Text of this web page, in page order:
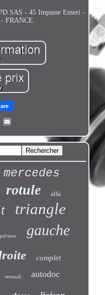
SAS - 45 Impasse Emeri -
FRANCE.
mercedes
rotule alfa
triangle
gauche
complet
renault autodoc